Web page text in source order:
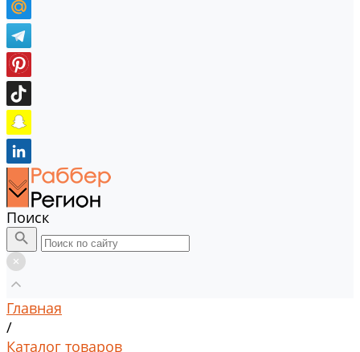
Поиск
Главная
/
Каталог товаров